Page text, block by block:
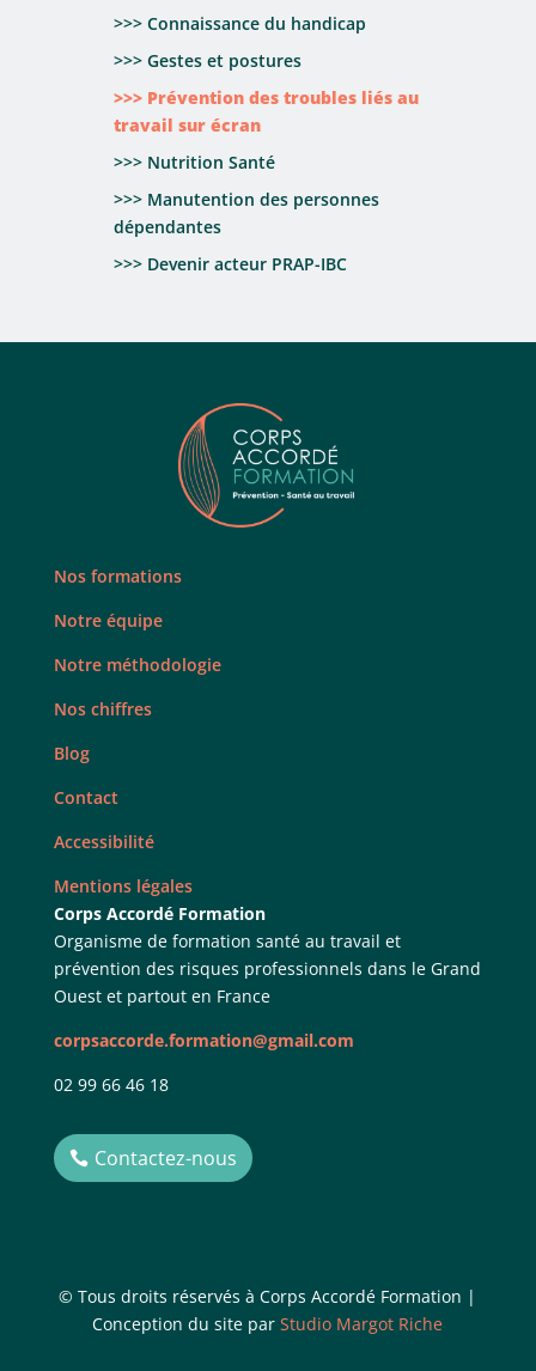
>>> Connaissance du handicap
>>> Gestes et postures
>>> Prévention des troubles liés au
travail sur écran
>>> Nutrition Santé
>>> Manutention des personnes
dépendantes
>>> Devenir acteur PRAP-IBC
Nos formations
Notre équipe
Notre méthodologie
Nos chiffres
Blog
Contact
Accessibilité
Mentions légales
Corps Accordé Formation
Organisme de formation santé au travail et
prévention des risques professionnels dans le Grand
Ouest et partout en France
corpsaccorde.formation@gmail.com
02 99 66 46 18
Contactez-nous
© Tous droits réservés à Corps Accordé Formation |
Conception du site parStudio Margot Riche